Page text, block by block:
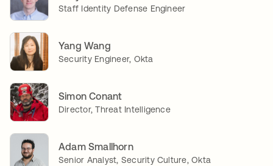
Staff Identity Defense Engineer
Yang Wang
Security Engineer, Okta
Simon Conant
Director, Threat Intelligence
Adam Smallhorn
Senior Analyst, Security Culture, Okta